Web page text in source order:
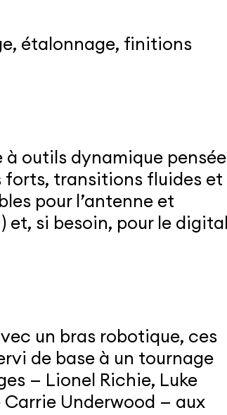
étalonnage, finitions
à outils dynamique pensée
forts, transitions fluides et
pour l’antenne et
et, si besoin, pour le digital
un bras robotique, ces
de base à un tournage
— Lionel Richie, Luke
Carrie Underwood — aux